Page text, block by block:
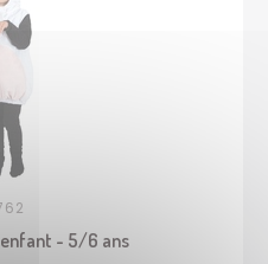
- 5/6 ans